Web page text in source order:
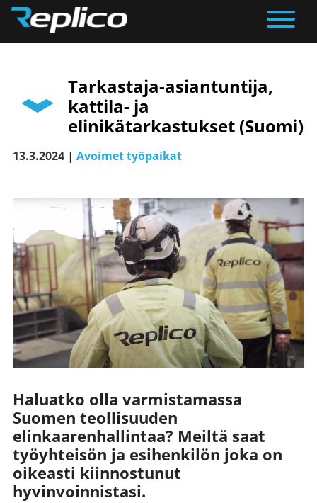
Tarkastaja-asiantuntija,
kattila- ja
elinikätarkastukset (Suomi)
13.3.2024 | Avoimet työpaikat
Haluatko olla varmistamassa
Suomen teollisuuden
elinkaarenhallintaa? Meiltä saat
työyhteisön ja esihenkilön joka on
oikeasti kiinnostunut
hyvinvoinnistasi.